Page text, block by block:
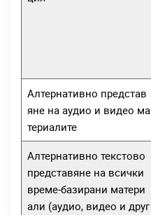
Алтернативно представ
яне на аудио и видео ма
териалите
Алтернативно текстово
представяне на всички
време-базирани матери
али (аудио, видео и друг